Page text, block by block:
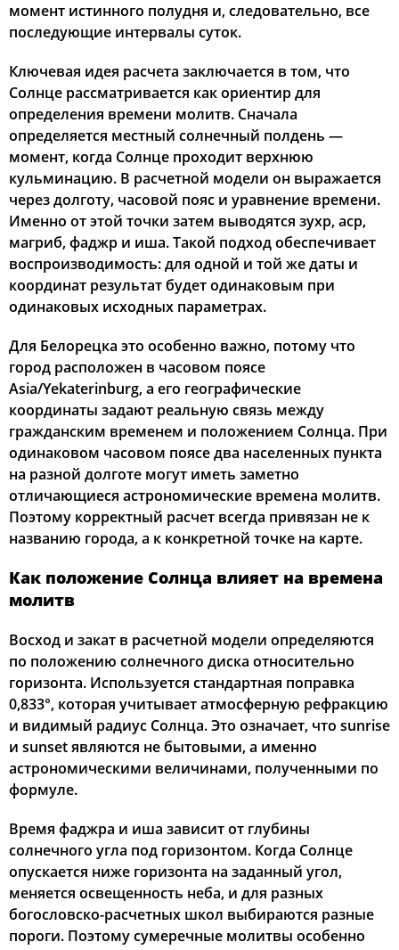
13:10 17:09
03:40 05:51 13:10 17:08 20:28 22:28
20, Чт 03:43 05:53 13:10 17:06 20:26
21, Пт 03:46 05:55 13:10 17:05 20:23
22, Сб 03:49 05:56 13:09 17:04 20:21 22:18
23, Вс 03:52 05:58 13:09 17:02 20:19 22:14
24, Пн 03:55 06:00 13:09 17:01 20:17 22:11
25, Вт 03:58 06:02 13:09 17:00
26, Ср 04:01 06:04 13:08 16:58 20:12 22:05
27, Чт 04:03 06:05 13:08 16:57 20:10
04:06 06:07 13:08 16:56 20:07 21:58
29, Сб 04:09 13:07 21:55
30, Вс 04:12 06:11 13:07 16:53 20:02 21:52
31, Пн 04:14 06:13 13:07 16:51 20:00 21:49
момент истинного полудня и, следовательно, все
последующие интервалы суток.
Ключевая идея расчета заключается в том, что
Солнце рассматривается как ориентир для
определения времени молитв. Сначала
определяется местный солнечный полдень —
момент, когда Солнце проходит верхнюю
кульминацию. В расчетной модели он выражается
через долготу, часовой пояс и уравнение времени.
Именно от этой точки затем выводятся зухр, аср,
магриб, фаджр и иша. Такой подход обеспечивает
воспроизводимость: для одной и той же даты и
координат результат будет одинаковым при
одинаковых исходных параметрах.
Для Белорецка это особенно важно, потому что
город расположен в часовом поясе
Asia/Yekaterinburg, а его географические
координаты задают реальную связь между
гражданским временем и положением Солнца. При
одинаковом часовом поясе два населенных пункта
на разной долготе могут иметь заметно
отличающиеся астрономические времена молитв.
Поэтому корректный расчет всегда привязан не к
названию города, а к конкретной точке на карте.
Как положение Солнца влияет на времена
молитв
Восход и закат в расчетной модели определяются
по положению солнечного диска относительно
горизонта. Используется стандартная поправка
0,833°, которая учитывает атмосферную рефракцию
и видимый радиус Солнца. Это означает, что sunrise
и sunset являются не бытовыми, а именно
астрономическими величинами, полученными по
формуле.
Время фаджра и иша зависит от глубины
солнечного угла под горизонтом. Когда Солнце
опускается ниже горизонта на заданный угол,
меняется освещенность неба, и для разных
богословско-расчетных школ выбираются разные
пороги. Поэтому сумеречные молитвы особенно